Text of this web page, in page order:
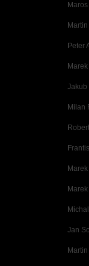
Peter
Jakub
Milan
Jan